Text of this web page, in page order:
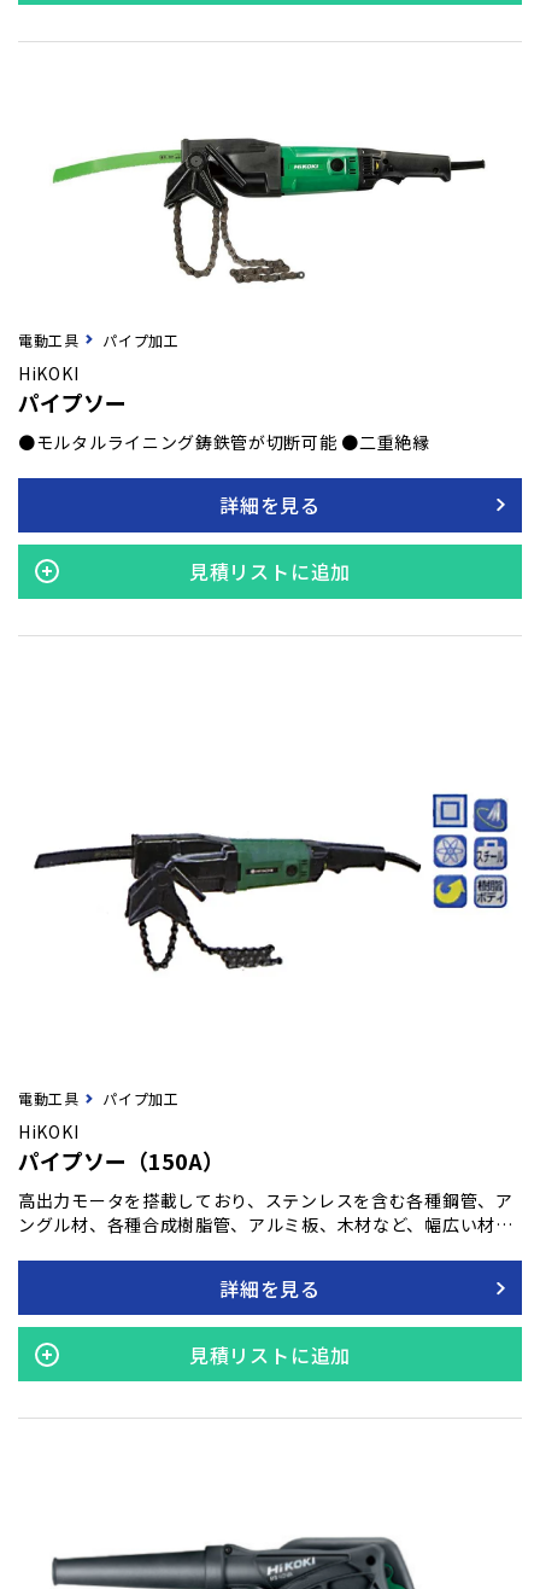
電動工具 パイプ加工
HiKOKI
パイプソー
●モルタルライニング鋳鉄管が切断可能 ●二重絶縁
詳細を見る
見積リストに追加
電動工具 パイプ加工
HiKOKI
パイプソー（150A）
高出力モータを搭載しており、ステンレスを含む各種鋼管、ア
ングル材、各種合成樹脂管、アルミ板、木材など、幅広い材料
詳細を見る
見積リストに追加